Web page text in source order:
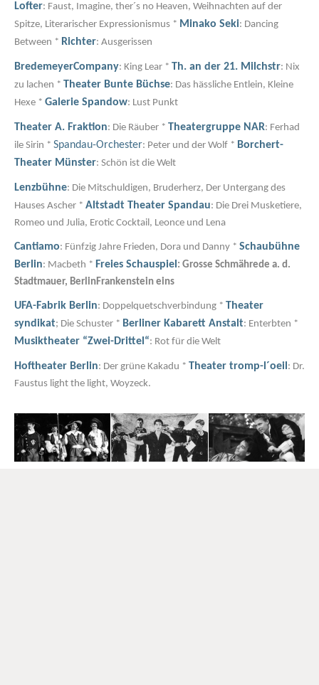
Lofter: Faust, Imagine, ther´s no Heaven, Weihnachten auf der
Spitze, Literarischer Expressionismus * Minako Seki: Dancing
Between * Richter: Ausgerissen
BredemeyerCompany: King Lear * Th. an der 21. Milchstr: Nix
zu lachen * Theater Bunte Büchse: Das hässliche Entlein, Kleine
Hexe * Galerie Spandow: Lust Punkt
Theater A. Fraktion: Die Räuber * Theatergruppe NAR: Ferhad
ile Sirin * Spandau-Orchester: Peter und der Wolf * Borchert-
Theater Münster: Schön ist die Welt
Lenzbühne: Die Mitschuldigen, Bruderherz, Der Untergang des
Hauses Ascher * Altstadt Theater Spandau: Die Drei Musketiere,
Romeo und Julia, Erotic Cocktail, Leonce und Lena
Cantiamo: Fünfzig Jahre Frieden, Dora und Danny * Schaubühne
Berlin: Macbeth * Freies Schauspiel: Grosse Schmährede a. d.
Stadtmauer, BerlinFrankenstein eins
UFA-Fabrik Berlin: Doppelquetschverbindung * Theater
syndikat; Die Schuster * Berliner Kabarett Anstalt: Enterbten *
Musiktheater “Zwei-Drittel“: Rot für die Welt
Hoftheater Berlin: Der grüne Kakadu * Theater tromp-l´oeil: Dr.
Faustus light the light, Woyzeck.